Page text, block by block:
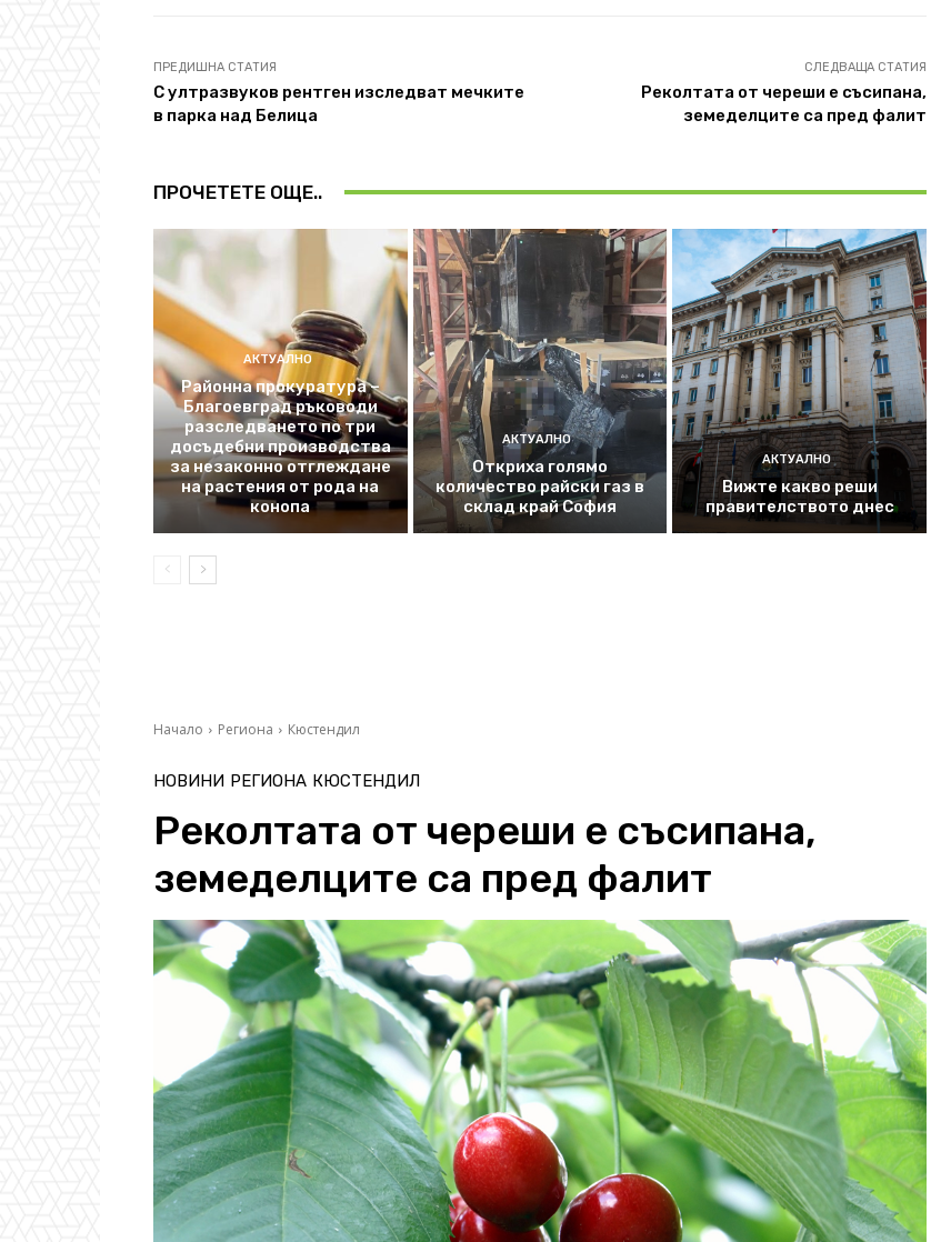
ПРЕДИШНА СТАТИЯ
С ултразвуков рентген изследват мечките
в парка над Белица
СЛЕДВАЩА СТАТИЯ
Реколтата от череши е съсипана,
земеделците са пред фалит
ПРОЧЕТЕТЕ ОЩЕ..
АКТУАЛНО
Районна прокуратура –
Благоевград ръководи
разследването по три
досъдебни производства
за незаконно отглеждане
на растения от рода на
конопа
АКТУАЛНО
Откриха голямо
количество райски газ в
склад край София
АКТУАЛНО
Вижте какво реши
правителството днес